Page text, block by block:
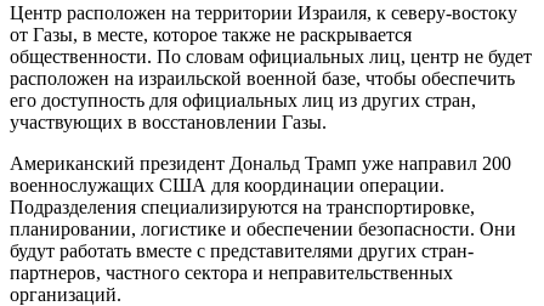
Центр расположен на территории Израиля, к северу-востоку
от Газы, в месте, которое также не раскрывается
общественности. По словам официальных лиц, центр не будет
расположен на израильской военной базе, чтобы обеспечить
его доступность для официальных лиц из других стран,
участвующих в восстановлении Газы.
Американский президент Дональд Трамп уже направил 200
военнослужащих США для координации операции.
Подразделения специализируются на транспортировке,
планировании, логистике и обеспечении безопасности. Они
будут работать вместе с представителями других стран-
партнеров, частного сектора и неправительственных
организаций.